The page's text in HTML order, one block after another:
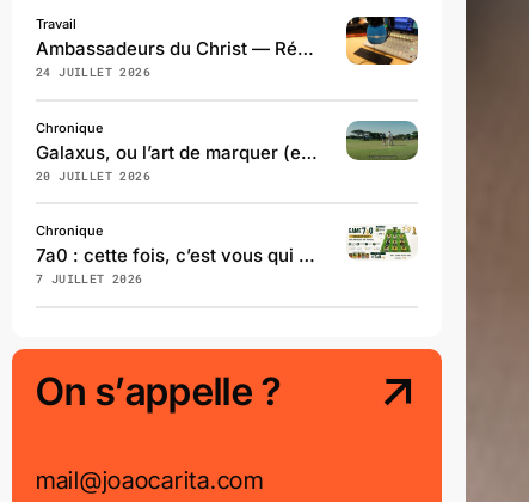
Travail
Ambassadeurs du Christ — Récit d’une première saison
24 JUILLET 2026
Chronique
Galaxus, ou l’art de marquer (exprès) contre son camp
20 JUILLET 2026
Chronique
7a0 : cette fois, c’est vous qui infligez le sept à zéro
7 JUILLET 2026
On s’appelle ?
mail@joaocarita.com